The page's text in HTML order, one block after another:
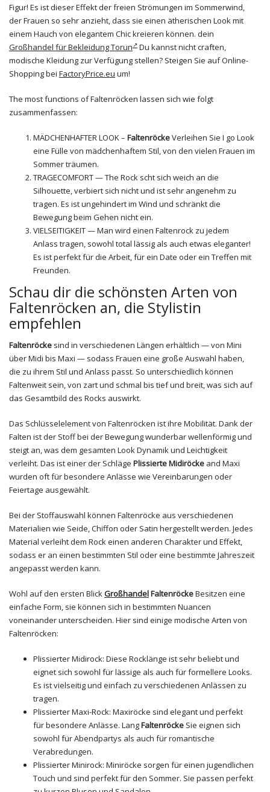
Figur! Es ist dieser Effekt der freien Strömungen im Sommerwind,
der Frauen so sehr anzieht, dass sie einen ätherischen Look mit
einem Hauch von elegantem Chic kreieren können. dein
Großhandel für Bekleidung Torun
Du kannst nicht craften,
modische Kleidung zur Verfügung stellen? Steigen Sie auf Online-
Shopping bei FactoryPrice.eu um!
The most functions of Faltenröcken lassen sich wie folgt
zusammenfassen:
MÄDCHENHAFTER LOOK – FaltenröckeVerleihen Sie I go Look
eine Fülle von mädchenhaftem Stil, von den vielen Frauen im
Sommer träumen.
TRAGECOMFORT — The Rock scht sich weich an die
Silhouette, verbiert sich nicht und ist sehr angenehm zu
tragen. Es ist ungehindert im Wind und schränkt die
Bewegung beim Gehen nicht ein.
VIELSEITIGKEIT — Man wird einen Faltenrock zu jedem
Anlass tragen, sowohl total lässig als auch etwas eleganter!
Es ist perfekt für die Arbeit, für ein Date oder ein Treffen mit
Freunden.
Schau dir die schönsten Arten von
Faltenröcken an, die Stylistin
empfehlen
Faltenröcke sind in verschiedenen Längen erhältlich — von Mini
über Midi bis Maxi — sodass Frauen eine große Auswahl haben,
die zu ihrem Stil und Anlass passt. So unterschiedlich können
Faltenweit sein, von zart und schmal bis tief und breit, was sich auf
das Gesamtbild des Rocks auswirkt.
Das Schlüsselelement von Faltenröcken ist ihre Mobilität. Dank der
Falten ist der Stoff bei der Bewegung wunderbar wellenförmig und
steigt an, was dem gesamten Look Dynamik und Leichtigkeit
verleiht. Das ist einer der Schläge Plissierte Midiröcke and Maxi
wurden oft für besondere Anlässe wie Vereinbarungen oder
Feiertage ausgewählt.
Bei der Stoffauswahl können Faltenröcke aus verschiedenen
Materialien wie Seide, Chiffon oder Satin hergestellt werden. Jedes
Material verleiht dem Rock einen anderen Charakter und Effekt,
sodass er an einen bestimmten Stil oder eine bestimmte Jahreszeit
angepasst werden kann.
Wohl auf den ersten BlickGroßhandelFaltenröckeBesitzen eine
einfache Form, sie können sich in bestimmten Nuancen
voneinander unterscheiden. Hier sind einige modische Arten von
Faltenröcken:
Plissierter Midirock: Diese Rocklänge ist sehr beliebt und
eignet sich sowohl für lässige als auch für formellere Looks.
Es ist vielseitig und einfach zu verschiedenen Anlässen zu
tragen.
Plissierter Maxi-Rock: Maxiröcke sind elegant und perfekt
für besondere Anlässe. LangFaltenröcke Sie eignen sich
sowohl für Abendpartys als auch für romantische
Verabredungen.
Plissierter Minirock: Miniröcke sorgen für einen jugendlichen
Touch und sind perfekt für den Sommer. Sie passen perfekt